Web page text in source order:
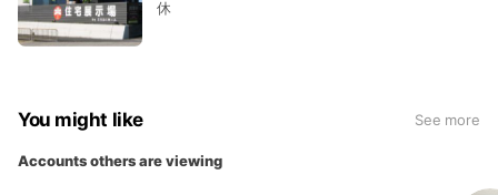
休
You might like See more
Accounts others are viewing